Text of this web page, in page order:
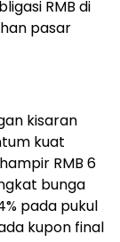
RMB di
pasar
kisaran
kuat
RMB 6
bunga
pada pukul
kupon final